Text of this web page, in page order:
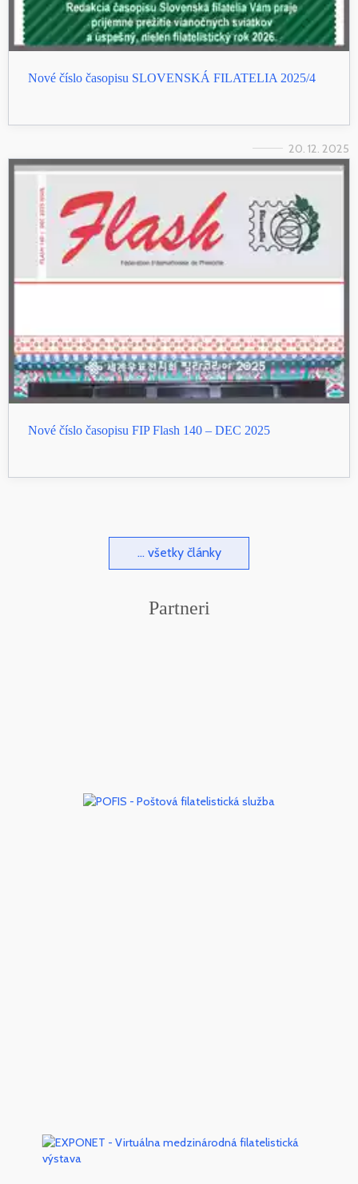
Nové číslo časopisu SLOVENSKÁ FILATELIA 2025/4
20. 12. 2025
Nové číslo časopisu FIP Flash 140 – DEC 2025
... všetky články
Partneri